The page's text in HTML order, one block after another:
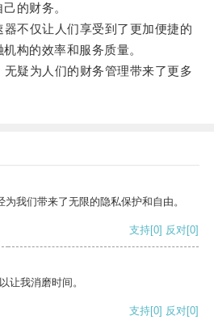
的财务。
不仅让人们享受到了更加便捷的
构的效率和服务质量。
疑为人们的财务管理带来了更多
我们带来了无限的隐私保护和自由。
支持[0] 反对[0]
让我消磨时间。
支持[0] 反对[0]